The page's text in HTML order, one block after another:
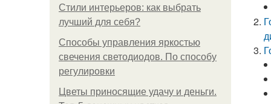
Стили интерьеров: как выбрать
лучший для себя?
Способы управления яркостью
свечения светодиодов. По способу
регулировки
Цветы приносящие удачу и деньги.